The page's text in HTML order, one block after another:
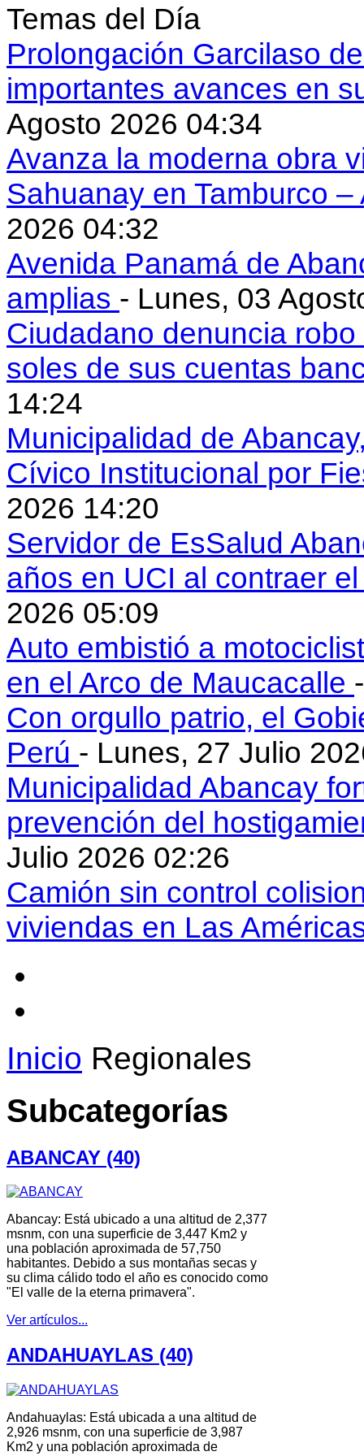
Temas del Día
Prolongación Garcilaso
importantes avances en
Agosto 2026 04:34
Avanza la moderna obra
Sahuanay en Tamburco
2026 04:32
Avenida Panamá de
amplias - Lunes, 03
Ciudadano denuncia
soles de sus cuentas
14:24
Municipalidad de
Cívico Institucional por
2026 14:20
Servidor de EsSalud
años en UCI al contraer
2026 05:09
Auto embistió a
en el Arco de Maucacalle
Con orgullo patrio, el
Perú - Lunes, 27 Julio
Municipalidad Abancay
prevención del
Julio 2026 02:26
Camión sin control
viviendas en Las
Inicio Regionales
Subcategorías
ABANCAY (40)
Abancay: Está ubicado a una altitud de 2,377
msnm, con una superficie de 3,447 Km2 y
una población aproximada de 57,750
habitantes. Debido a sus montañas secas y
su clima cálido todo el año es conocido como
"El valle de la eterna primavera".
Ver artículos...
ANDAHUAYLAS (40)
Andahuaylas: Está ubicada a una altitud de
2,926 msnm, con una superficie de 3,987
Km2 y una población aproximada de